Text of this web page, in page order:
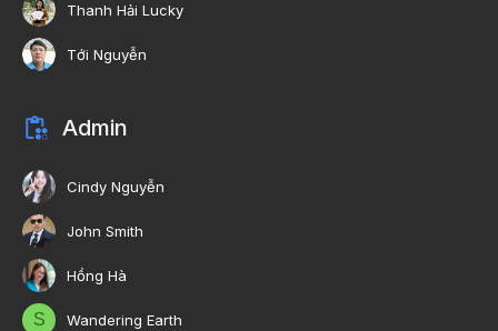
Thanh Hải Lucky
Tới Nguyễn
Admin
Cindy Nguyễn
John Smith
Hồng Hà
S Wandering Earth